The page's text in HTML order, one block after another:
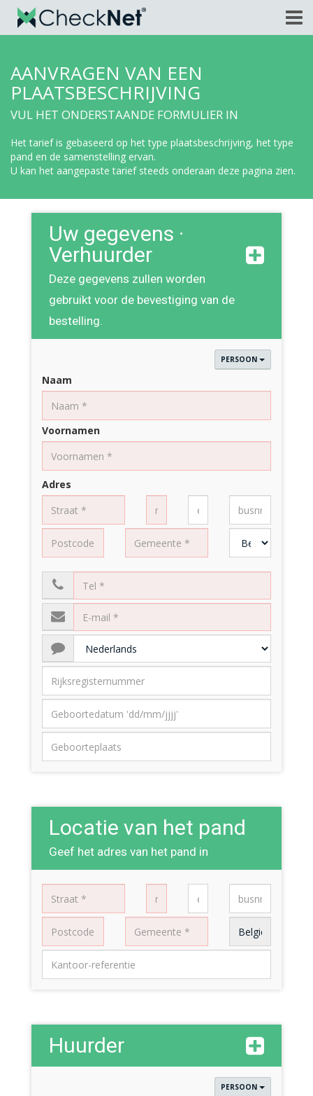
AANVRAGEN VAN EEN
PLAATSBESCHRIJVING
VUL HET ONDERSTAANDE FORMULIER IN
Het tarief is gebaseerd op het type plaatsbeschrijving, het type
pand en de samenstelling ervan.
U kan het aangepaste tarief steeds onderaan deze pagina zien.
Uw gegevens ·
Verhuurder
Deze gegevens zullen worden
gebruikt voor de bevestiging van de
bestelling.
PERSOON
Naam
Voornamen
Adres
Locatie van het pand
Geef het adres van het pand in
Huurder
PERSOON